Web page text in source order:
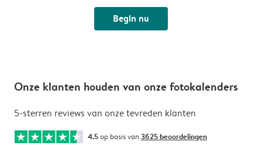
Begin nu
Onze klanten houden van onze fotokalenders
5-sterren reviews van onze tevreden klanten
4.5op basis van 3625 beoordelingen